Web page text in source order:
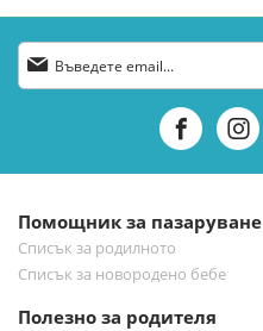
Абонирай
се
бюлетин:
Помощник за пазаруване
Списък за родилното
Списък за новородено бебе
Полезно за родителя